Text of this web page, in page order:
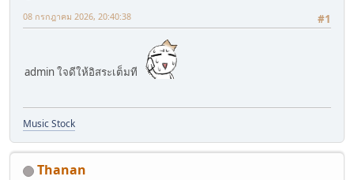
#1
08 กรกฎาคม 2026, 20:40:38
admin ใจดีให้อิสระเต็มที
Music Stock
Thanan